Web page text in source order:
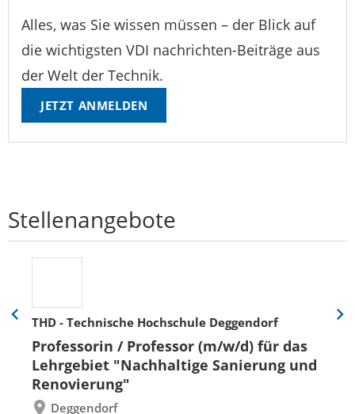
Alles, was Sie wissen müssen – der Blick auf
die wichtigsten VDI nachrichten-Beiträge aus
der Welt der Technik.
JETZT ANMELDEN
Stellenangebote
THD - Technische Hochschule Deggendorf
Professorin / Professor (m/w/d) für das
Lehrgebiet "Nachhaltige Sanierung und
Renovierung"
Deggendorf
Eine
zurück
Eine